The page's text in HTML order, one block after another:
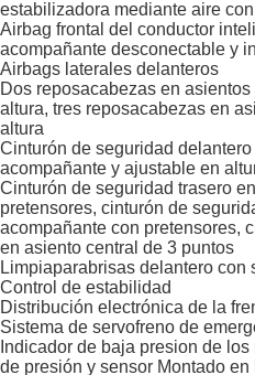
estabilizadora mediante aire
Airbag frontal del conductor
acompañante desconectable y
Airbags laterales delanteros
Dos reposacabezas en
altura, tres reposacabezas en
altura
Cinturón de seguridad
acompañante y ajustable en
Cinturón de seguridad trasero
pretensores, cinturón de
acompañante con pretensores,
en asiento central de 3 puntos
Limpiaparabrisas delantero con
Control de estabilidad
Distribución electrónica de la
Sistema de servofreno de
Indicador de baja presion de
de presión y sensor Montado en